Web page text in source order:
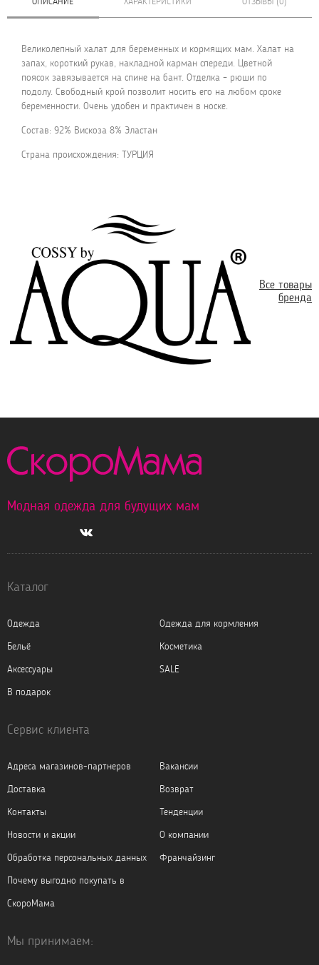
Великолепный халат для беременных и кормящих мам. Халат на
запах, короткий рукав, накладной карман спереди. Цветной
поясок завязывается на спине на бант. Отделка – рюши по
подолу. Свободный крой позволит носить его на любом сроке
беременности. Очень удобен и практичен в носке.
Состав: 92% Вискоза 8% Эластан
Страна происхождения: ТУРЦИЯ
Все товары
бренда
Модная одежда для будущих мам
Каталог
Одежда
Одежда для кормления
Бельё
Косметика
Аксессуары
SALE
В подарок
Сервис клиента
Адреса магазинов-партнеров
Вакансии
Доставка
Возврат
Контакты
Тенденции
Новости и акции
О компании
Обработка персональных данных
Франчайзинг
Почему выгодно покупать в
СкороМама
Мы принимаем: